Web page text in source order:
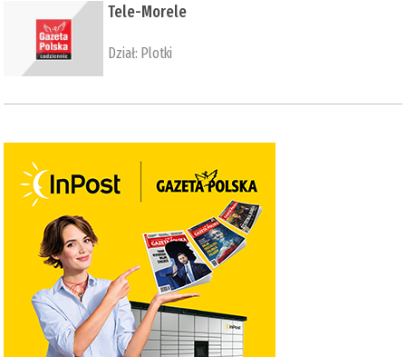
Tele-Morele
Dział: Plotki